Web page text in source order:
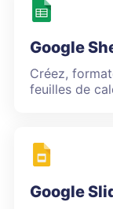
Google
Créez,
feuilles de
Google